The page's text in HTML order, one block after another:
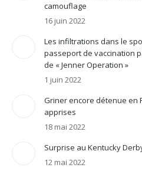
camouflage
16 juin 2022
Les infiltrations dans le
passeport de vaccination
de « Jenner Operation »
1 juin 2022
Griner encore détenue en
apprises
18 mai 2022
Surprise au Kentucky
12 mai 2022